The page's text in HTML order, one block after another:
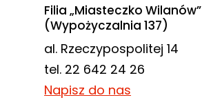
Filia „Miasteczko Wilanów”
(Wypożyczalnia 137)
al. Rzeczypospolitej 14
tel. 22 642 24 26
Napisz do nas